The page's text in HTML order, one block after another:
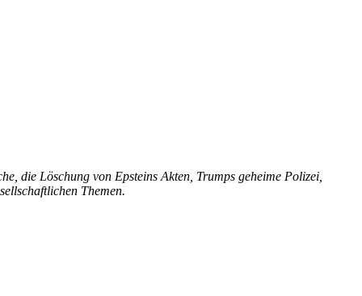
die Löschung von Epsteins Akten, Trumps geheime Polizei,
Themen.